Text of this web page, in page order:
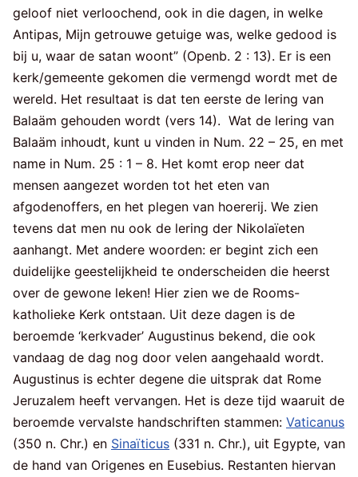
geloof niet verloochend, ook in die dagen, in welke
Antipas, Mijn getrouwe getuige was, welke gedood is
bij u, waar de satan woont” (Openb. 2 : 13). Er is een
kerk/gemeente gekomen die vermengd wordt met de
wereld. Het resultaat is dat ten eerste de lering van
Balaäm gehouden wordt (vers 14). Wat de lering van
Balaäm inhoudt, kunt u vinden in Num. 22 – 25, en met
name in Num. 25 : 1 – 8. Het komt erop neer dat
mensen aangezet worden tot het eten van
afgodenoffers, en het plegen van hoererij. We zien
tevens dat men nu ook de lering der Nikolaïeten
aanhangt. Met andere woorden: er begint zich een
duidelijke geestelijkheid te onderscheiden die heerst
over de gewone leken! Hier zien we de Rooms-
katholieke Kerk ontstaan. Uit deze dagen is de
beroemde ‘kerkvader’ Augustinus bekend, die ook
vandaag de dag nog door velen aangehaald wordt.
Augustinus is echter degene die uitsprak dat Rome
Jeruzalem heeft vervangen. Het is deze tijd waaruit de
beroemde vervalste handschriften stammen: Vaticanus
(350 n. Chr.) en Sinaïticus (331 n. Chr.), uit Egypte, van
de hand van Origenes en Eusebius. Restanten hiervan